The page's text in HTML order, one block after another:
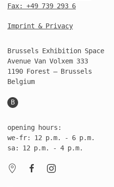
Fax: +49 739 293 6
Imprint & Privacy
Brussels Exhibition Space
Avenue Van Volxem 333
1190 Forest – Brussels
Belgium
B
opening hours:
we-fr: 12 p.m. - 6 p.m.
sa: 12 p.m. - 4 p.m.